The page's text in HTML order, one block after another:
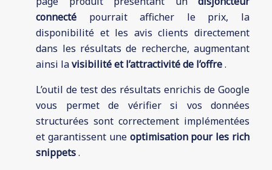
connecté pourrait afficher le prix, la
disponibilité et les avis clients directement
dans les résultats de recherche, augmentant
ainsi lavisibilité et l’attractivité de l’offre.
L’outil de test des résultats enrichis de Google
vous permet de vérifier si vos données
structurées sont correctement implémentées
et garantissent une optimisation pour les rich
snippets.